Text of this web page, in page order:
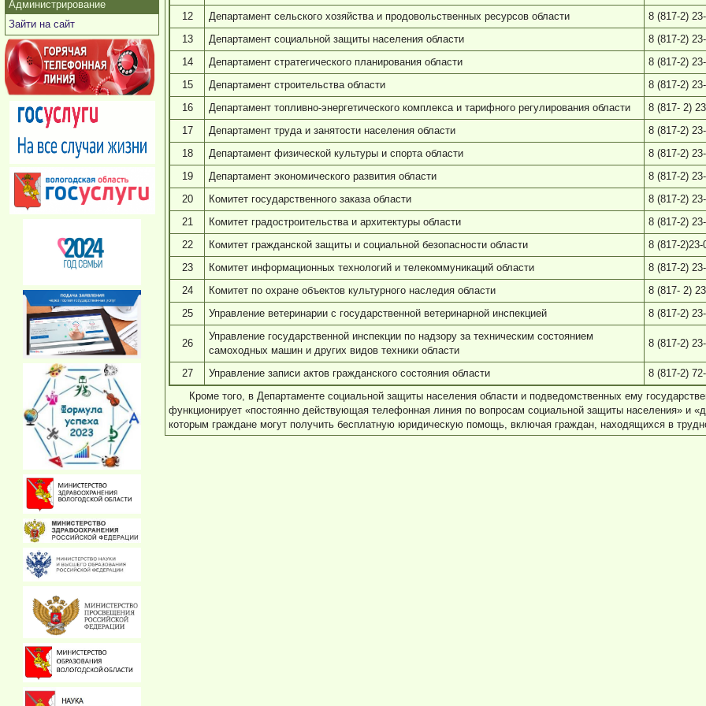
Администрирование
Зайти на сайт
12 Департамент сельского хозяйства и продовольственных ресурсов области
8 (817-2)
13
Департамент социальной защиты населения области
8 (817-2)
14
Департамент стратегического планирования области
8 (817-2)
15
Департамент строительства области
8 (817-2)
16
Департамент топливно-энергетического комплекса и тарифного регулирования области
8 (817- 2)
17
Департамент труда и занятости населения области
8 (817-2)
18
Департамент физической культуры и спорта области
8 (817-2)
19
Департамент экономического развития области
8 (817-2)
20
Комитет государственного заказа области
8 (817-2)
21
Комитет градостроительства и архитектуры области
8 (817-2)
22
Комитет гражданской защиты и социальной безопасности области
8 (817-2)23-
23
Комитет информационных технологий и телекоммуникаций области
8 (817-2)
24
Комитет по охране объектов культурного наследия области
8 (817- 2)
25
Управление ветеринарии с государственной ветеринарной инспекцией 8 (817-2)
26
Управление государственной инспекции по надзору за техническим состоянием
самоходных машин и других видов техники области
8 (817-2)
27 Управление записи актов гражданского состояния области
8 (817-2)
Кроме того, в Департаменте социальной защиты населения области и подведомственных ему
функционирует «постоянно действующая телефонная линия по вопросам социальной защиты населения» и
которым граждане могут получить бесплатную юридическую помощь, включая граждан, находящихся в